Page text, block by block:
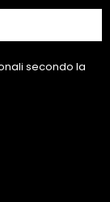
secondo la